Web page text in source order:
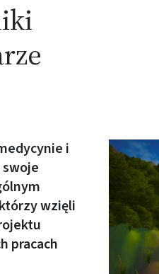
Obraz (old)
i
wzięli
pracach